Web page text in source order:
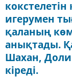
игерумен
қаланың
анықтады.
Шахан,
кіреді.